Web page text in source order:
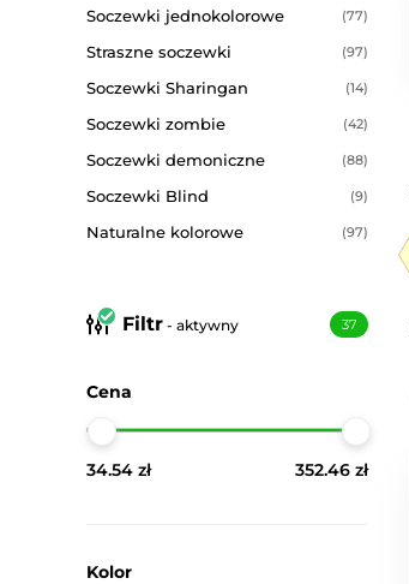
Soczewki jednokolorowe (77)
Straszne soczewki (97)
Soczewki Sharingan (14)
Soczewki zombie (42)
Soczewki demoniczne (88)
Soczewki Blind (9)
Naturalne kolorowe (97)
Filtr - aktywny 37
Cena
34.54 zł 352.46 zł
Kolor